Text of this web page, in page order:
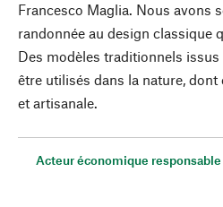
Francesco Maglia. Nous avons
randonnée au design classique
Des modèles traditionnels
être utilisés dans la nature,
et artisanale.
Acteur économique responsable